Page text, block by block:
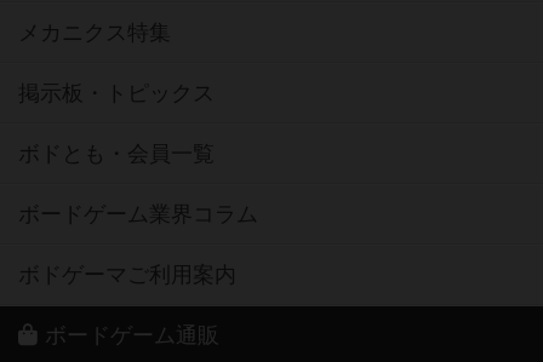
メカニクス特集
掲示板・トピックス
ボドとも・会員一覧
ボードゲーム業界コラム
ボドゲーマご利用案内
ボードゲーム通販